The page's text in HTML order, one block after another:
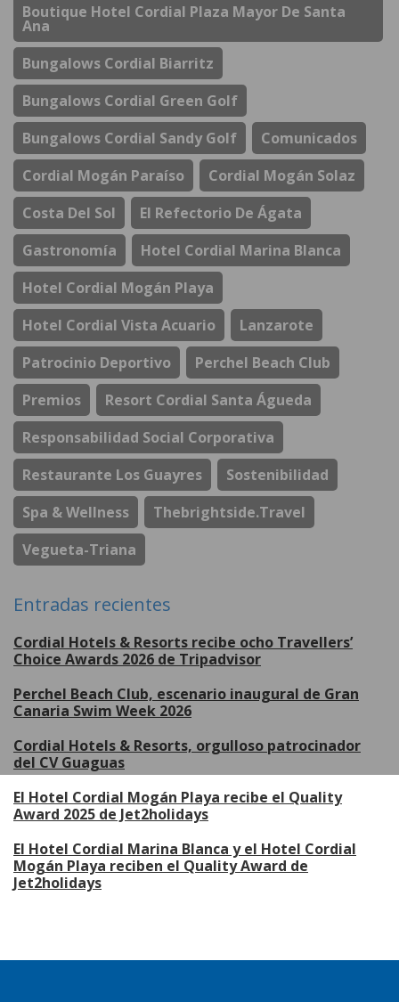
Boutique Hotel Cordial Plaza Mayor De Santa
Ana
Bungalows Cordial Biarritz
Bungalows Cordial Green Golf
Bungalows Cordial Sandy Golf
Comunicados
Cordial Mogán Paraíso
Cordial Mogán Solaz
Costa Del Sol
El Refectorio De Ágata
Gastronomía
Hotel Cordial Marina Blanca
Hotel Cordial Mogán Playa
Hotel Cordial Vista Acuario
Lanzarote
Patrocinio Deportivo
Perchel Beach Club
Premios
Resort Cordial Santa Águeda
Responsabilidad Social Corporativa
Restaurante Los Guayres
Sostenibilidad
Spa & Wellness
Thebrightside.travel
Vegueta-Triana
Entradas recientes
Cordial Hotels & Resorts recibe ocho Travellers’
Choice Awards 2026 de Tripadvisor
Perchel Beach Club, escenario inaugural de Gran
Canaria Swim Week 2026
Cordial Hotels & Resorts, orgulloso patrocinador
del CV Guaguas
El Hotel Cordial Mogán Playa recibe el Quality
Award 2025 de Jet2holidays
El Hotel Cordial Marina Blanca y el Hotel Cordial
Mogán Playa reciben el Quality Award de
Jet2holidays